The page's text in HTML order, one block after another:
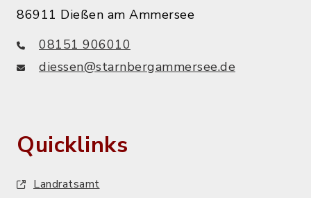
86911 Dießen am Ammersee
08151 906010
diessen@starnbergammersee.de
Quicklinks
Landratsamt